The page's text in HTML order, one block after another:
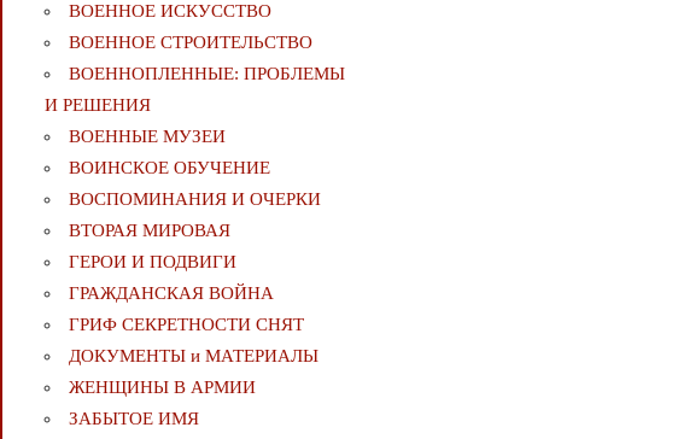
ВОЕННОЕ ИСКУССТВО
ВОЕННОЕ СТРОИТЕЛЬСТВО
ВОЕННОПЛЕННЫЕ: ПРОБЛЕМЫ
И РЕШЕНИЯ
ВОЕННЫЕ МУЗЕИ
ВОИНСКОЕ ОБУЧЕНИЕ
ВОСПОМИНАНИЯ И ОЧЕРКИ
ВТОРАЯ МИРОВАЯ
ГЕРОИ И ПОДВИГИ
ГРАЖДАНСКАЯ ВОЙНА
ГРИФ СЕКРЕТНОСТИ СНЯТ
ДОКУМЕНТЫ и МАТЕРИАЛЫ
ЖЕНЩИНЫ В АРМИИ
ЗАБЫТОЕ ИМЯ